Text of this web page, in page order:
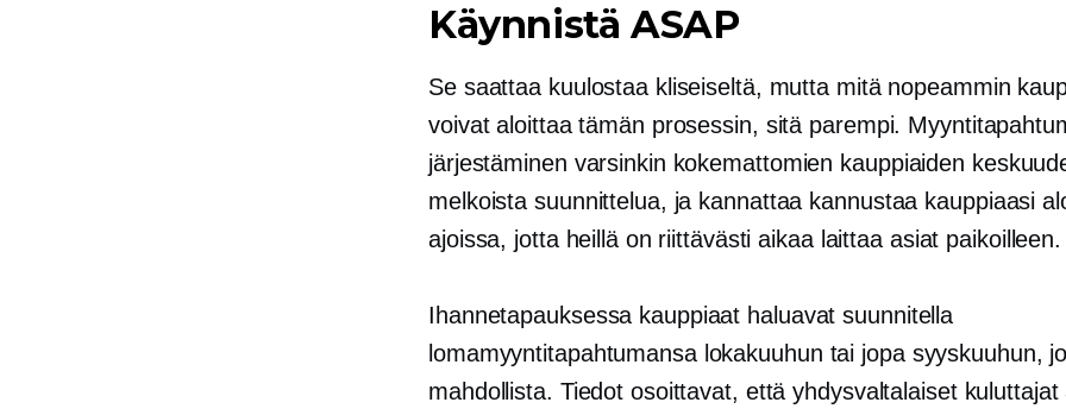
Käynnistä ASAP
Se saattaa kuulostaa kliseiseltä, mutta mitä nopeammin
voivat aloittaa tämän prosessin, sitä parempi.
järjestäminen varsinkin kokemattomien kauppiaiden
melkoista suunnittelua, ja kannattaa kannustaa kauppiaasi
ajoissa, jotta heillä on riittävästi aikaa laittaa asiat paikoilleen.
Ihannetapauksessa kauppiaat haluavat suunnitella
lomamyyntitapahtumansa lokakuuhun tai jopa syyskuuhun,
mahdollista. Tiedot osoittavat, että yhdysvaltalaiset kuluttajat